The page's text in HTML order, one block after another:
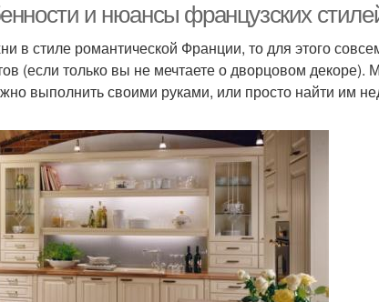
и нюансы французских
в стиле романтической Франции, то для этого
(если только вы не мечтаете о дворцовом декоре).
выполнить своими руками, или просто найти им